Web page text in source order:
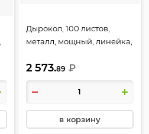
Дырокол, 100 листов,
металл, мощный, линейка,
цвет черный, deVENTE,
4020749
2 573.89 ₽
в корзину